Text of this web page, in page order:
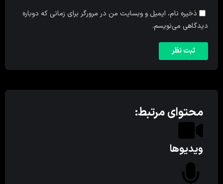
ذخیره نام، ایمیل و وبسایت من در مرورگر برای زمانی که دوباره
دیدگاهی می‌نویسم.
محتوای مرتبط:
ویدیوها